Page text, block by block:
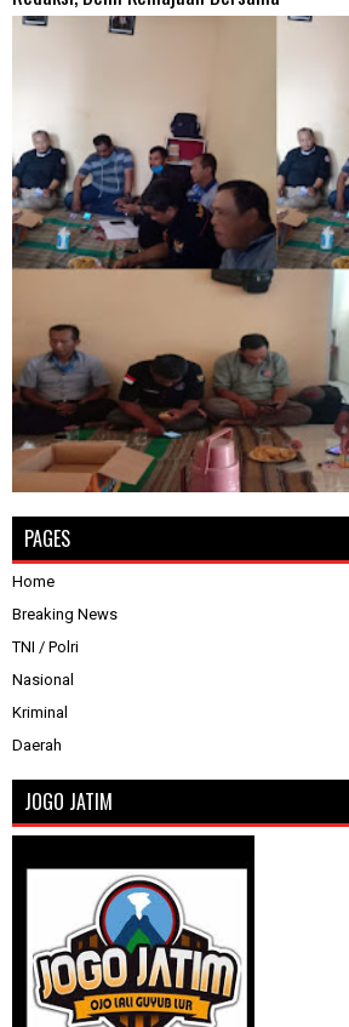
PAGES
Home
Breaking News
TNI / Polri
Nasional
Kriminal
Daerah
JOGO JATIM